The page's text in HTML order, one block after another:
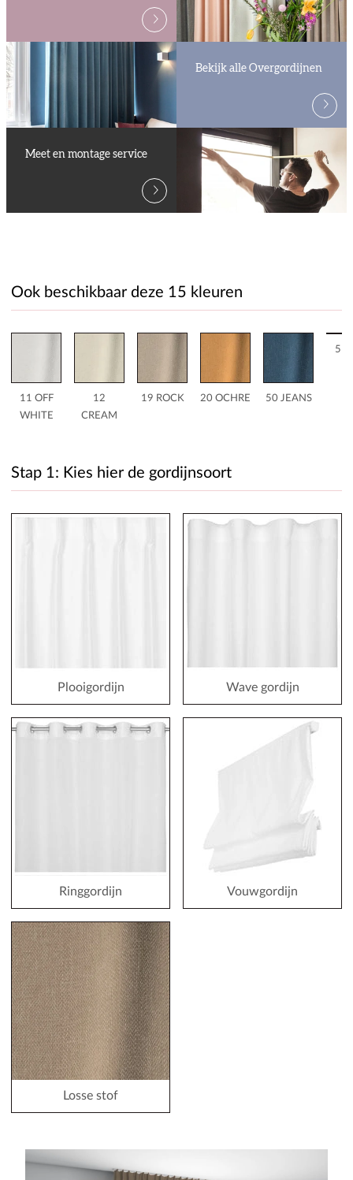
Bekijk alle Overgordijnen
Meet en montage service
Ook beschikbaar deze 15 kleuren
11 OFF
WHITE
12
CREAM
19 ROCK 20 OCHRE 50 JEANS
51
Stap 1: Kies hier de gordijnsoort
Plooigordijn Wave gordijn
Ringgordijn Vouwgordijn
Losse stof